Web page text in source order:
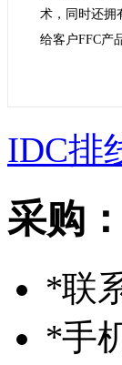
术，同时还拥
给客户FFC产
IDC排
采购
*联
*手